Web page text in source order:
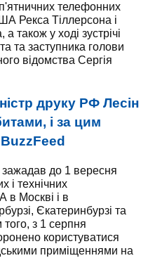
телефонних
Рекса Тіллерсона і
у ході зустрічі
заступника голови
відомства Сергія
друку РФ Лесін
і за цим
до 1 вересня
і технічних
в Москві і в
Єкатеринбурзі та
того, з 1 серпня
користуватися
приміщеннями на